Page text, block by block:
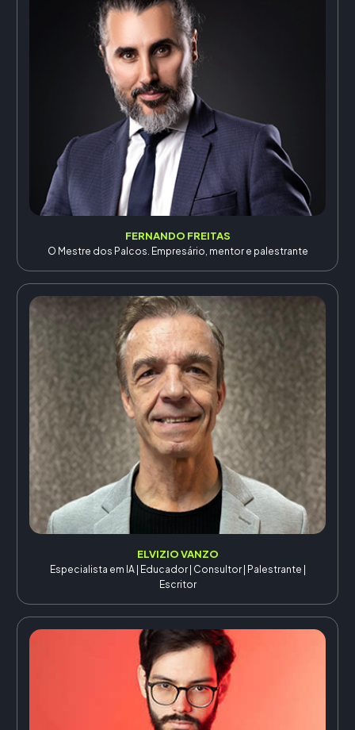
FERNANDO FREITAS
O Mestre dos Palcos. Empresário, mentor e palestrante
ELVIZIO VANZO
Especialista em IA | Educador | Consultor | Palestrante |
Escritor